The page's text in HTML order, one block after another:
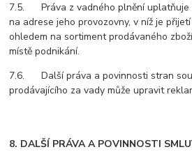
7.5. Práva z vadného plnění uplatňuje
na adrese jeho provozovny, v níž je
ohledem na sortiment prodávaného
místě podnikání.
7.6. Další práva a povinnosti stran
prodávajícího za vady může upravit
8. DALŠÍ PRÁVA A POVINNOSTI